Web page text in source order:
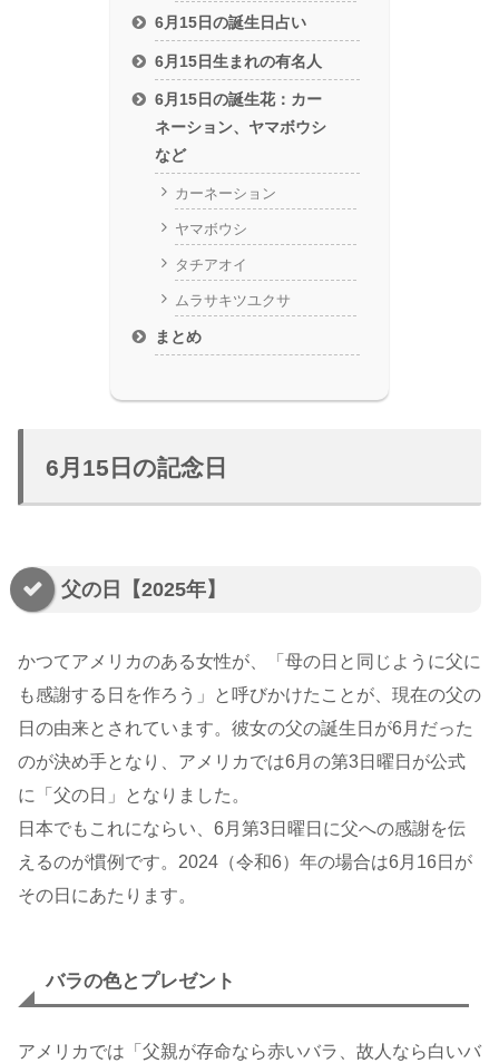
6月15日の誕生日占い
6月15日生まれの有名人
6月15日の誕生花：カー
ネーション、ヤマボウシ
など
カーネーション
ヤマボウシ
タチアオイ
ムラサキツユクサ
まとめ
6月15日の記念日
父の日【2025年】
かつてアメリカのある女性が、「母の日と同じように父に
も感謝する日を作ろう」と呼びかけたことが、現在の父の
日の由来とされています。彼女の父の誕生日が6月だった
のが決め手となり、アメリカでは6月の第3日曜日が公式
に「父の日」となりました。
日本でもこれにならい、6月第3日曜日に父への感謝を伝
えるのが慣例です。2024（令和6）年の場合は6月16日が
その日にあたります。
バラの色とプレゼント
アメリカでは「父親が存命なら赤いバラ、故人なら白いバ